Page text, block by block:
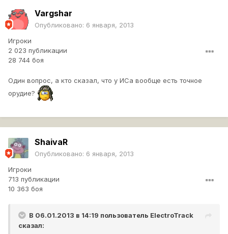
Vargshar
Опубликовано: 6 января, 2013
Игроки
2 023 публикации
28 744 боя
Один вопрос, а кто сказал, что у ИСа вообще есть точное
орудие?
ShaivaR
Опубликовано: 6 января, 2013
Игроки
713 публикации
10 363 боя
В 06.01.2013 в 14:19 пользователь ElectroTrack
сказал: